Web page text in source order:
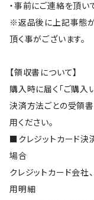
・事前にご連絡を頂い
※返品後に上記事態が
頂く事がございます。
【領収書について】
購入時に届く「ご購入
決済方法ごとの受領
用ください。
■クレジットカード決
場合
クレジットカード会社
用明細